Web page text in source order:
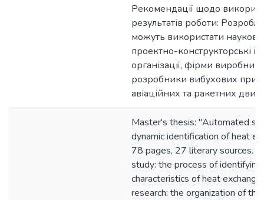
Рекомендації щодо
результатів роботи:
можуть використати
проектно-конструкторські
організації, фірми
розробники вибухових
авіаційних та ракетних
Master's thesis: "Automated
dynamic identification of heat
78 pages, 27 literary sources.
study: the process of identifying
characteristics of heat
research: the organization of